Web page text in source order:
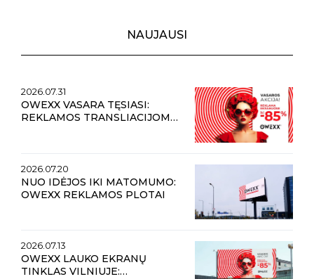
NAUJAUSI
2026.07.31
OWEXX VASARA TĘSIASI:
REKLAMOS TRANSLIACIJOMS
2026.07.20
NUO IDĖJOS IKI MATOMUMO:
OWEXX REKLAMOS PLOTAI
2026.07.13
OWEXX LAUKO EKRANŲ
TINKLAS VILNIUJE: